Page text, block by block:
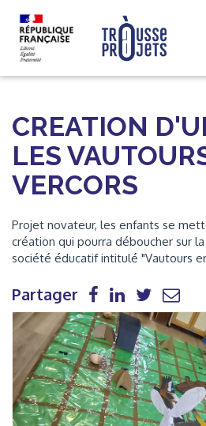
CREATION
LES
VERCORS
Projet novateur, les enfants se
création qui pourra déboucher sur
société éducatif intitulé "Vautours
Partager